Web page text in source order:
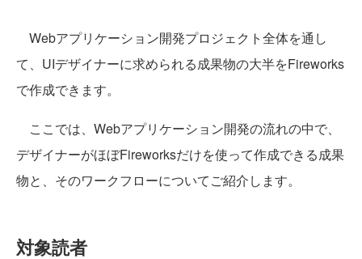
Webアプリケーション開発プロジェクト全体を通し
て、UIデザイナーに求められる成果物の大半をFireworks
で作成できます。
ここでは、Webアプリケーション開発の流れの中で、
デザイナーがほぼFireworksだけを使って作成できる成果
物と、そのワークフローについてご紹介します。
対象読者